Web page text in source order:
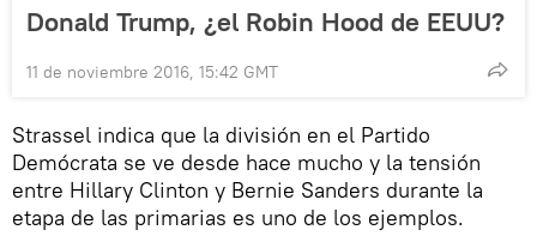
Donald Trump, ¿el Robin Hood de EEUU?
11 de noviembre 2016, 15:42 GMT
Strassel indica que la división en el Partido
Demócrata se ve desde hace mucho y la tensión
entre Hillary Clinton y Bernie Sanders durante la
etapa de las primarias es uno de los ejemplos.